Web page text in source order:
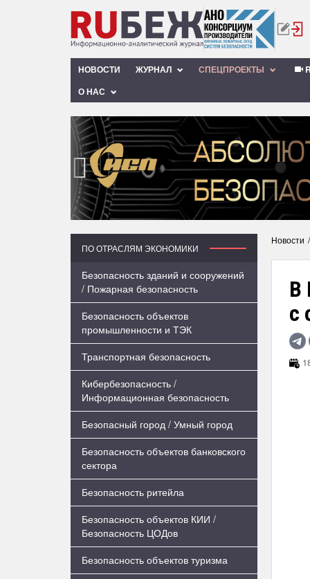
НОВОСТИ ЖУРНАЛ СПЕЦПРОЕКТЫ
О НАС
‹
ПО ОТРАСЛЯМ ЭКОНОМИКИ
Безопасность зданий и сооружений
/ Пожарная безопасность
Безопасность объектов
промышленности и ТЭК
Транспортная безопасность
Кибербезопасность /
Информационная безопасность
Безопасный город / Умный город
Безопасность объектов банковского
сектора
Безопасность ритейла
Безопасность объектов КИИ /
Безопасность ЦОДов
Безопасность объектов туризма
Новости
В
с